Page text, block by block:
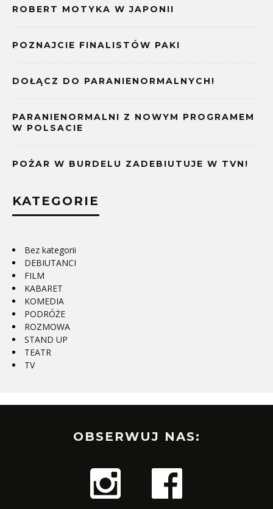
ROBERT MOTYKA W JAPONII
POZNAJCIE FINALISTÓW PAKI
DOŁĄCZ DO PARANIENORMALNYCH!
PARANIENORMALNI Z NOWYM PROGRAMEM
W POLSACIE
POŻAR W BURDELU ZADEBIUTUJE W TVN!
KATEGORIE
Bez kategorii
DEBIUTANCI
FILM
KABARET
KOMEDIA
PODRÓŻE
ROZMOWA
STAND UP
TEATR
TV
OBSERWUJ NAS: